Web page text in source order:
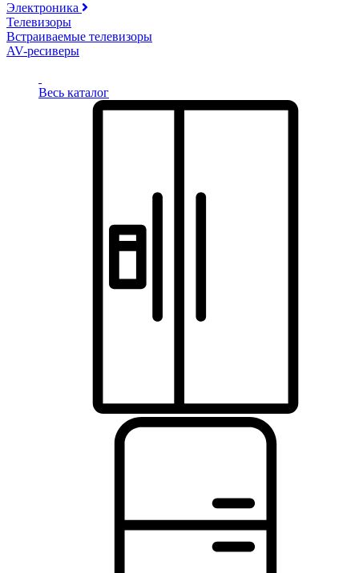
Электроника
Телевизоры
Встраиваемые телевизоры
AV-ресиверы
Весь каталог